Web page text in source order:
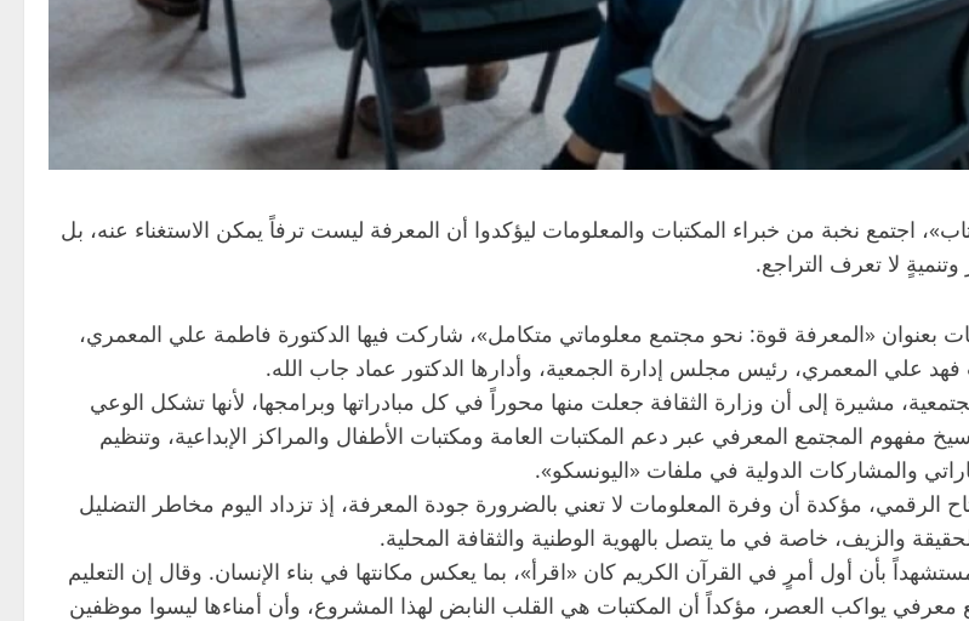
اجتمع نخبة من خبراء المكتبات والمعلومات ليؤكدوا أن المعرفة ليست ترفاً يمكن الاستغناء عنه، بل
لا تعرف التراجع.
بعنوان «المعرفة قوة: نحو مجتمع معلوماتي متكامل»، شاركت فيها الدكتورة فاطمة علي المعمري،
فهد علي المعمري، رئيس مجلس إدارة الجمعية، وأدارها الدكتور عماد جاب الله.
مشيرة إلى أن وزارة الثقافة جعلت منها محوراً في كل مبادراتها وبرامجها، لأنها تشكل الوعي
مفهوم المجتمع المعرفي عبر دعم المكتبات العامة ومكتبات الأطفال والمراكز الإبداعية، وتنظيم
والمشاركات الدولية في ملفات «اليونسكو».
مؤكدة أن وفرة المعلومات لا تعني بالضرورة جودة المعرفة، إذ تزداد اليوم مخاطر التضليل
والزيف، خاصة في ما يتصل بالهوية الوطنية والثقافة المحلية.
بأن أول أمرٍ في القرآن الكريم كان «اقرأ»، بما يعكس مكانتها في بناء الإنسان. وقال إن التعليم
معرفي يواكب العصر، مؤكداً أن المكتبات هي القلب النابض لهذا المشروع، وأن أمناءها ليسوا موظفين